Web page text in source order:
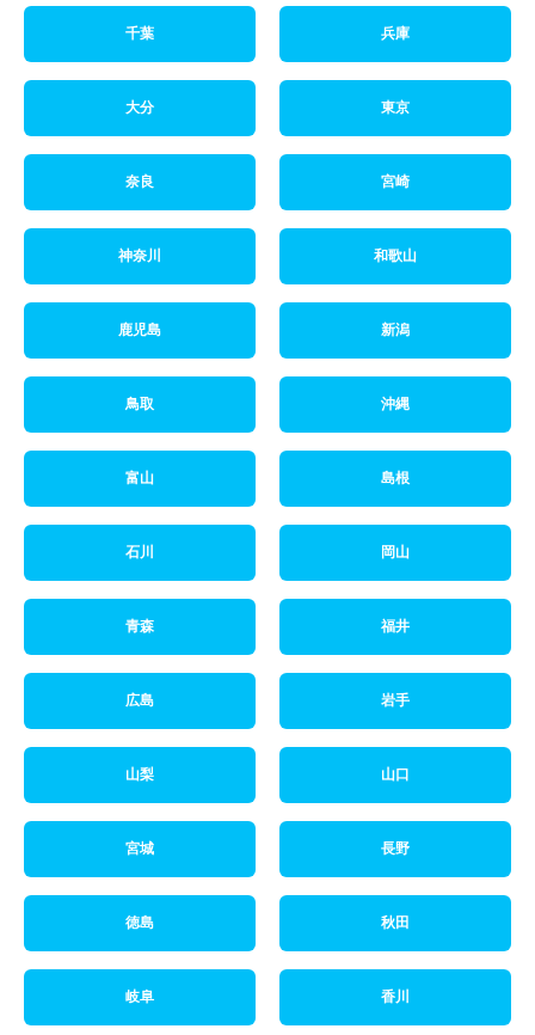
千葉 兵庫
大分 東京
奈良 宮崎
神奈川 和歌山
鹿児島 新潟
鳥取 沖縄
富山 島根
石川 岡山
青森 福井
広島 岩手
山梨 山口
宮城 長野
徳島 秋田
岐阜 香川